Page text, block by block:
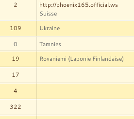
2
http://phoenix165.official.ws
Suisse
109 Ukraine
0 Tamnies
19 Rovaniemi (Laponie Finlandaise)
17
4
322